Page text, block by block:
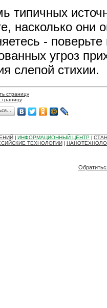
типичных
насколько они
-
угроз
слепой стихии.
страницу
ИНФОРМАЦИОННЫЙ ЦЕНТР
ТЕХНОЛОГИИ